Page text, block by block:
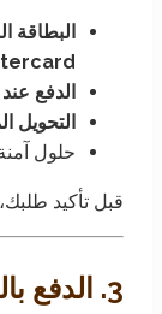
الدفع عند
التحويل
حلول
قبل تأكيد
3. الدفع